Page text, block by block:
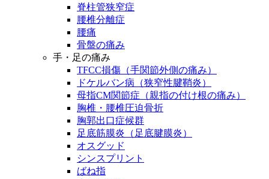
脊柱管狭窄症
腰椎分離症
腰痛
骨盤の痛み
手・足の痛み
TFCC損傷（手関節外側の痛み）
ドケルバン病（狭窄性腱鞘炎）
母指CM関節症（親指の付け根の痛み）
胸椎・腰椎圧迫骨折
胸郭出口症候群
足底筋膜炎（足底腱膜炎）
オスグッド
シンスプリント
ばね指